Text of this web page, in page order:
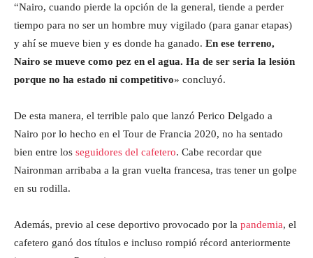
“Nairo, cuando pierde la opción de la general, tiende a perder
tiempo para no ser un hombre muy vigilado (para ganar etapas)
y ahí se mueve bien y es donde ha ganado. En ese terreno,
Nairo se mueve como pez en el agua. Ha de ser seria la lesión
porque no ha estado ni competitivo» concluyó.
De esta manera, el terrible palo que lanzó Perico Delgado a
Nairo por lo hecho en el Tour de Francia 2020, no ha sentado
bien entre los seguidores del cafetero. Cabe recordar que
Naironman arribaba a la gran vuelta francesa, tras tener un golpe
en su rodilla.
Además, previo al cese deportivo provocado por la pandemia, el
cafetero ganó dos títulos e incluso rompió récord anteriormente